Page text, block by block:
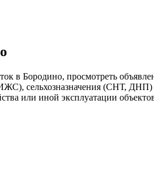
в Бородино, просмотреть
сельхозназначения (СНТ,
или иной эксплуатации